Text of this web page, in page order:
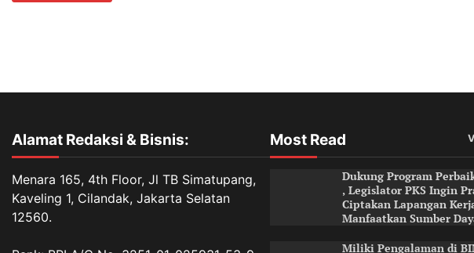
Alamat Redaksi & Bisnis:
Menara 165, 4th Floor, Jl TB Simatupang,
Kaveling 1, Cilandak, Jakarta Selatan
12560.
Most Read
Dukung Program
, Legislator PKS Ingin
Ciptakan Lapangan
Manfaatkan Sumber
Miliki Pengalaman di